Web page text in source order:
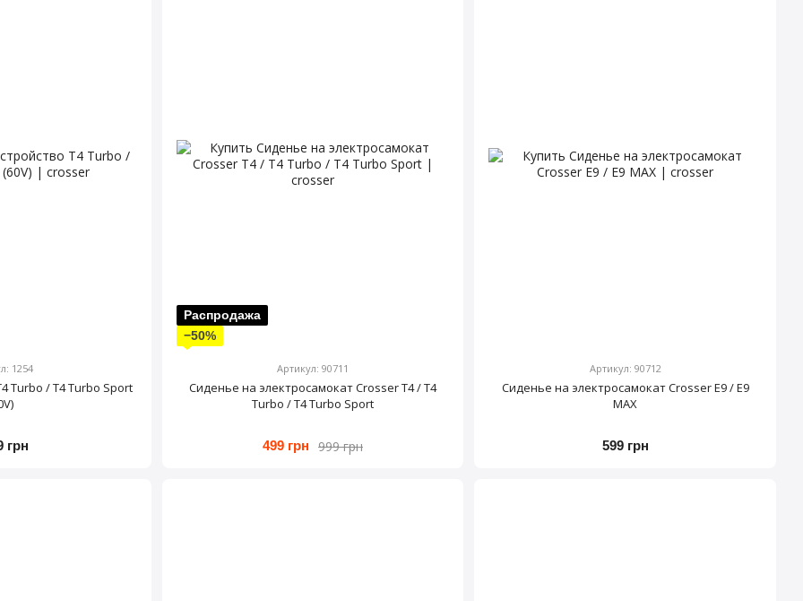
1254
Turbo / T4 Turbo Sport
грн
Распродажа
−50%
Артикул: 90711
Сиденье на электросамокат Crosser T4 / T4
Turbo / T4 Turbo Sport
999 грн
499 грн
Артикул: 90712
Сиденье на электросамокат Crosser E9 / E9
MAX
599 грн